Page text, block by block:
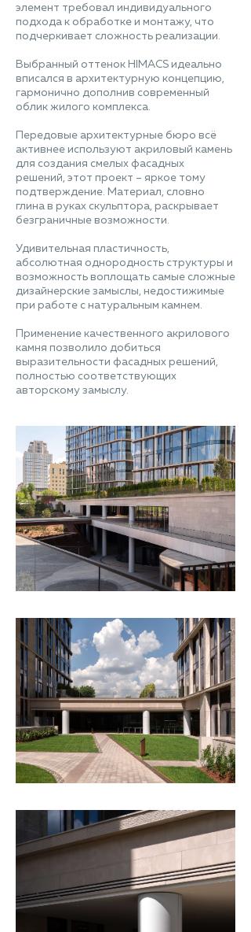
элемент требовал индивидуального
подхода к обработке и монтажу, что
подчеркивает сложность реализации.
Выбранный оттенок HIMACS идеально
вписался в архитектурную концепцию,
гармонично дополнив современный
облик жилого комплекса.
Передовые архитектурные бюро всё
активнее используют акриловый камень
для создания смелых фасадных
решений, этот проект – яркое тому
подтверждение. Материал, словно
глина в руках скульптора, раскрывает
безграничные возможности.
Удивительная пластичность,
абсолютная однородность структуры и
возможность воплощать самые сложные
дизайнерские замыслы, недостижимые
при работе с натуральным камнем.
Применение качественного акрилового
камня позволило добиться
выразительности фасадных решений,
полностью соответствующих
авторскому замыслу.